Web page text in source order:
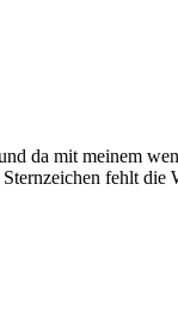
da mit meinem
Sternzeichen fehlt